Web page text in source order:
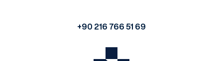
+90 216 766 51 69